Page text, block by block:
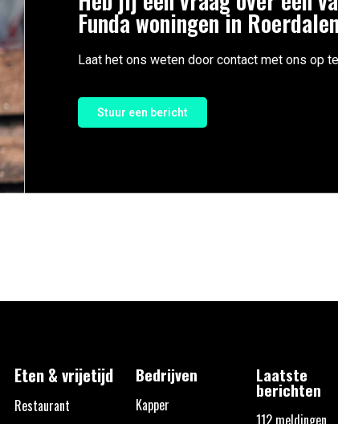
Funda woningen in
Laat het ons weten door contact met ons op
Stuur een bericht
Eten & vrijetijd
Restaurant
Bedrijven
Kapper
Laatste
berichten